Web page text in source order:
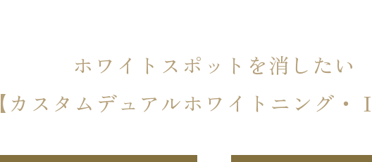
ホワイトスポットを消したい
【カスタムデュアルホワイトニング・